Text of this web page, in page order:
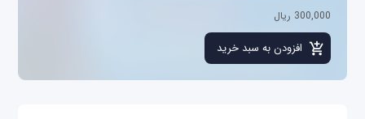
300,000 ریال